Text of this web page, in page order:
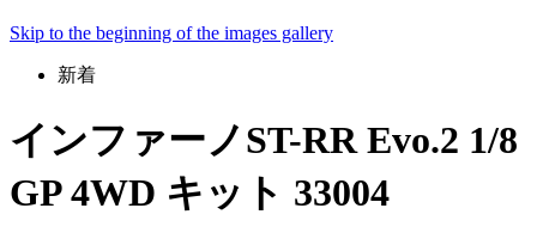
Skip to the beginning of the images gallery
新着
インファーノST-RR Evo.2 1/8
GP 4WD キット 33004